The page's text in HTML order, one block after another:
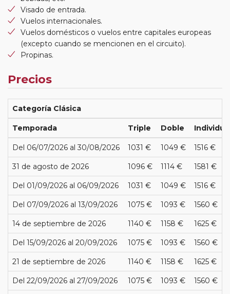
Visado de entrada.
Vuelos internacionales.
Vuelos domésticos o vuelos entre capitales europeas
(excepto cuando se mencionen en el circuito).
Propinas.
Precios
Categoría Clásica
Temporada Triple Doble
Del 06/07/2026 al 30/08/2026 1031 € 1049 € 1516 €
31 de agosto de 2026 1096 € 1114 € 1581 €
Del 01/09/2026 al 06/09/2026 1031 € 1049 € 1516 €
Del 07/09/2026 al 13/09/2026 1075 € 1093 € 1560 €
14 de septiembre de 2026 1140 € 1158 € 1625 €
Del 15/09/2026 al 20/09/2026 1075 € 1093 € 1560 €
21 de septiembre de 2026 1140 € 1158 € 1625 €
Del 22/09/2026 al 27/09/2026 1075 € 1093 € 1560 €